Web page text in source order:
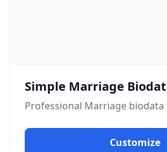
Simple Marriage
Professional Marriage biodata
Customize